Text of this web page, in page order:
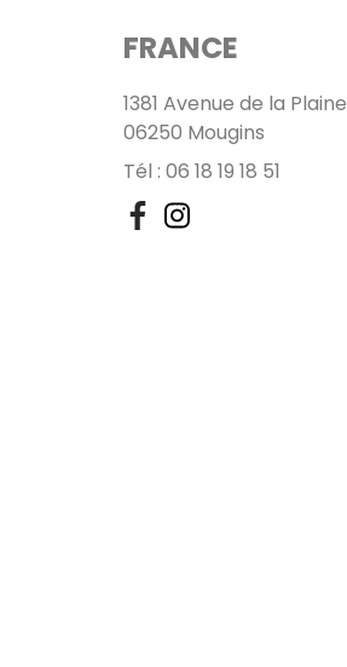
FRANCE
1381 Avenue de la Plaine
06250 Mougins
Tél : 06 18 19 18 51
FacebookInstagram